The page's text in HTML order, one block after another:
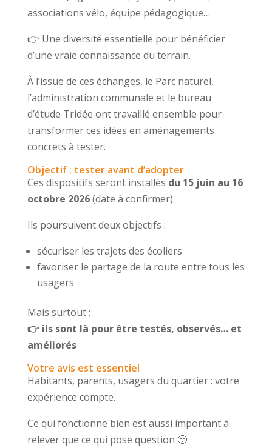
associations vélo, équipe pédagogique…
👉 Une diversité essentielle pour bénéficier
d’une vraie connaissance du terrain.
À l’issue de ces échanges, le Parc naturel,
l’administration communale et le bureau
d’étude Tridée ont travaillé ensemble pour
transformer ces idées en aménagements
concrets à tester.
Objectif : tester avant d’adopter
Ces dispositifs seront installés du 15 juin au 16
octobre 2026(date à confirmer).
Ils poursuivent deux objectifs :
sécuriser les trajets des écoliers
favoriser le partage de la route entre tous les
usagers
Mais surtout :
👉 ils sont là pour être testés, observés… et
améliorés
Votre avis est essentiel
Habitants, parents, usagers du quartier : votre
expérience compte.
Ce qui fonctionne bien est aussi important à
relever que ce qui pose question 🙂